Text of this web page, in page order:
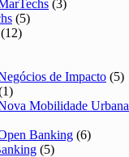
(3)
(5)
(12)
de Impacto (5)
Mobilidade Urbana
Banking (6)
(5)